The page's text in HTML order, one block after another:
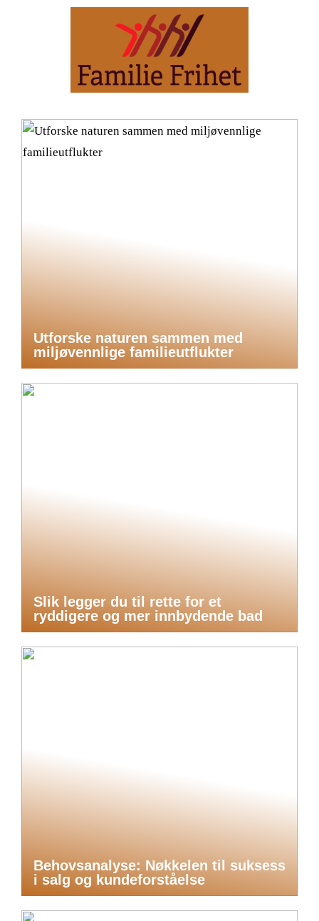
Utforske naturen sammen med
miljøvennlige familieutflukter
Slik legger du til rette for et
ryddigere og mer innbydende bad
Behovsanalyse: Nøkkelen til suksess
i salg og kundeforståelse